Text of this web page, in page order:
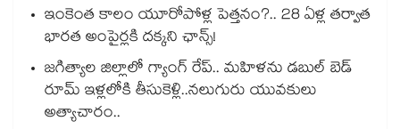
ఇంకెంత కాలం యూరోపోళ్ల పెత్తనం?.. 28 ఏళ్ల తర్వాత
భారత అంపైర్లకి దక్కని ఛాన్స్!
జగిత్యాల జిల్లాలో గ్యాంగ్ రేప్.. మహిళను డబుల్ బెడ్
రూమ్ ఇళ్లలోకి తీసుకెళ్లి..నలుగురు యువకులు
అత్యాచారం..